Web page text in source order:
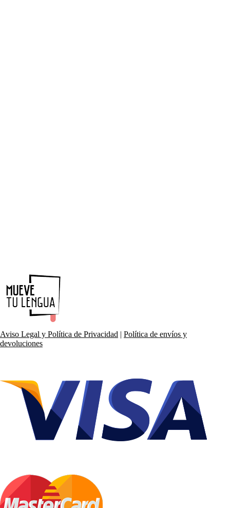
Aviso Legal y Política de Privacidad | Política de envíos y
devoluciones